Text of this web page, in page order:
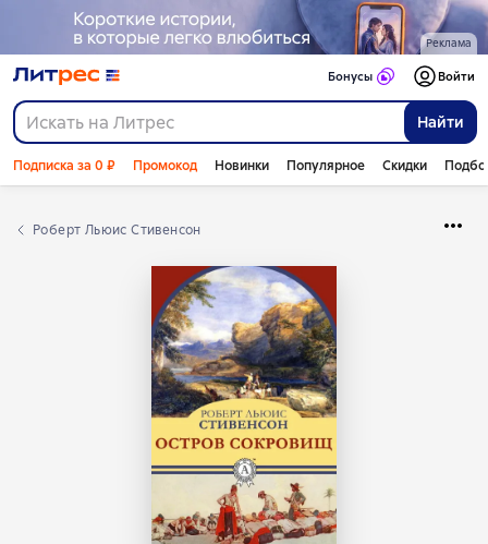
Реклама
Найти
Бонусы Войти
Подписка за 0 ₽ Промокод Новинки Популярное Скидки
Роберт Льюис Стивенсон